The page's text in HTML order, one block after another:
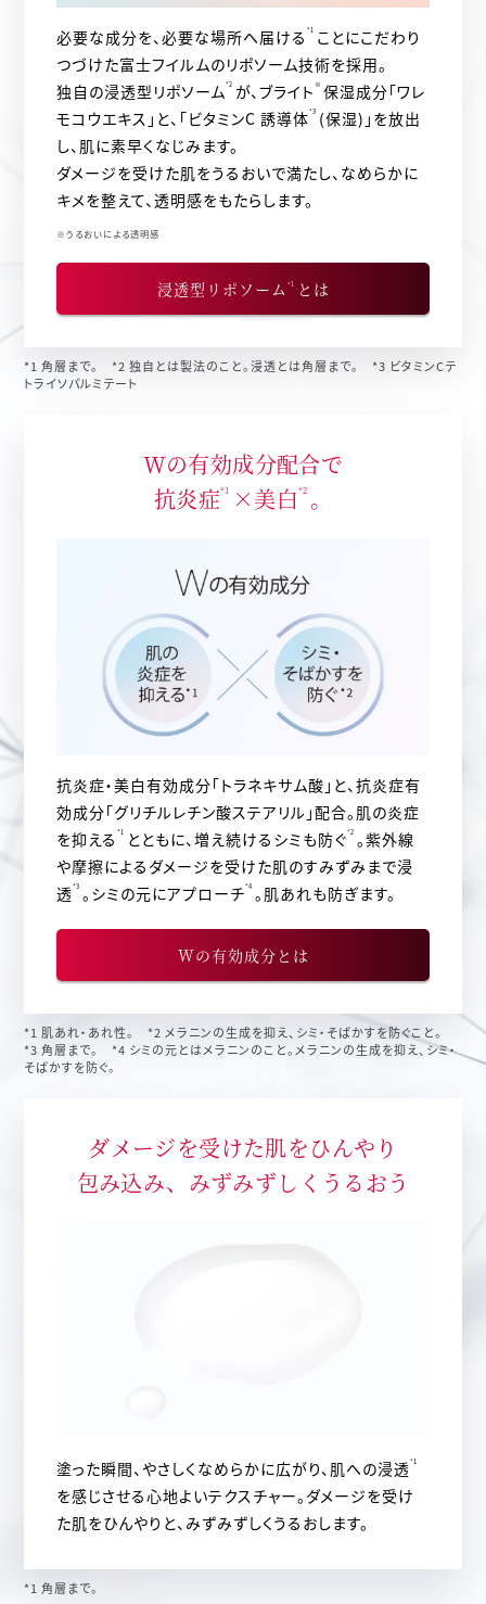
必要な成分を、必要な場所へ届ける *1 ことにこだわり
つづけた富士フイルムのリポソーム技術を採用。
独自の浸透型リポソーム*2 が、ブライト ※ 保湿成分「ワレ
モコウエキス」と、「ビタミンC 誘導体*3 (保湿)」を放出
し、肌に素早くなじみます。
ダメージを受けた肌をうるおいで満たし、なめらかに
キメを整えて、透明感をもたらします。
※うるおいによる透明感
浸透型リポソーム *1 とは
*1 角層まで。 *2 独自とは製法のこと。浸透とは角層まで。 *3 ビタミンCテ
トライソパルミテート
Wの有効成分配合で
抗炎症*1 ×美白*2 。
抗炎症・美白有効成分「トラネキサム酸」と、抗炎症有
効成分「グリチルレチン酸ステアリル」配合。肌の炎症
を抑える*1 とともに、増え続けるシミも防ぐ*2 。紫外線
や摩擦によるダメージを受けた肌のすみずみまで浸
透*3 。シミの元にアプローチ*4 。肌あれも防ぎます。
Wの有効成分とは
*1 肌あれ・あれ性。 *2 メラニンの生成を抑え、シミ・そばかすを防ぐこと。
*3 角層まで。 *4 シミの元とはメラニンのこと。メラニンの生成を抑え、シミ・
そばかすを防ぐ。
ダメージを受けた肌をひんやり
包み込み、 みずみずしくうるおう
塗った瞬間、やさしくなめらかに広がり、肌への浸透*1
を感じさせる心地よいテクスチャー。ダメージを受け
た肌をひんやりと、みずみずしくうるおします。
*1 角層まで。